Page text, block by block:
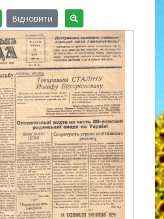
Відновити